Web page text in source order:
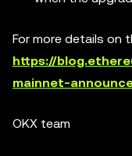
For more details on
https://
mainnet-
OKX team